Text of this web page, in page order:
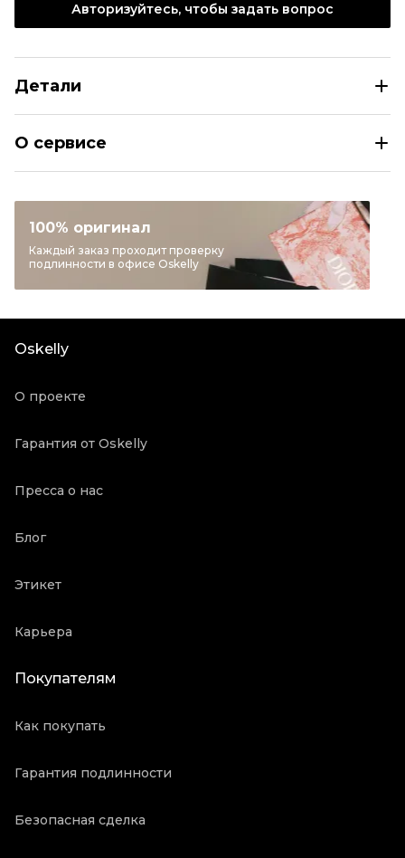
Авторизуйтесь, чтобы задать вопрос
Детали
Бренд
Материал украшений Другое
Цвет
Серебряный
Oskelly ID
О сервисе
100% оригинал
Каждый заказ проходит проверку
подлинности в офисе Oskelly
Oskelly
О проекте
Гарантия от Oskelly
Пресса о нас
Блог
Этикет
Карьера
Покупателям
Как покупать
Гарантия подлинности
Безопасная сделка